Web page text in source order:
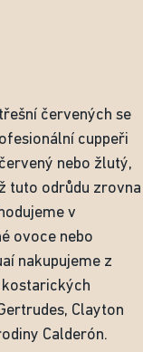
červených se
cuppeři
nebo žlutý,
tuto odrůdu zrovna
v
ovoce nebo
nakupujeme z
Clayton
Calderón.